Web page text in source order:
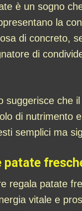
è un sogno
la
di concreto,
di
suggerisce che
di nutrimento
semplici ma
patate
regala patate
vitale e